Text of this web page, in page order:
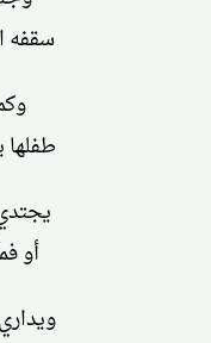
سقفه
أو